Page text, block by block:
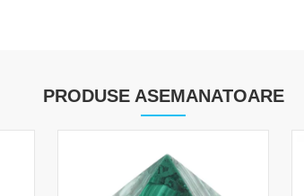
PRODUSE ASEMANATOARE